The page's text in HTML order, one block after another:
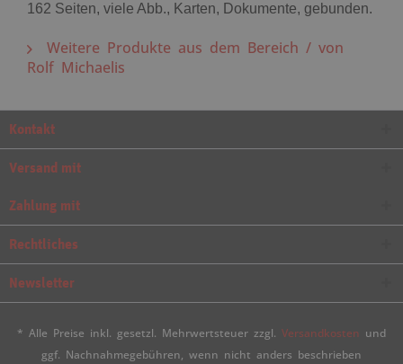
162 Seiten, viele Abb., Karten, Dokumente, gebunden.
Weitere Produkte aus dem Bereich / von
Rolf Michaelis
Kontakt
Versand mit
Zahlung mit
Rechtliches
Newsletter
* Alle Preise inkl. gesetzl. Mehrwertsteuer zzgl. Versandkosten und
ggf. Nachnahmegebühren, wenn nicht anders beschrieben